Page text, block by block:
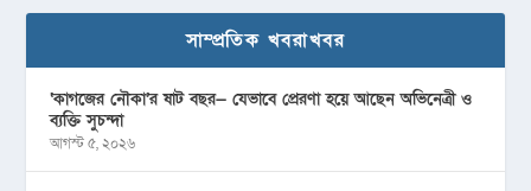
সাম্প্রতিক খবরাখবর
‘কাগজের নৌকা’র ষাট বছর— যেভাবে প্রেরণা হয়ে আছেন অভিনেত্রী ও
ব্যক্তি সুচন্দা
আগস্ট ৫, ২০২৬